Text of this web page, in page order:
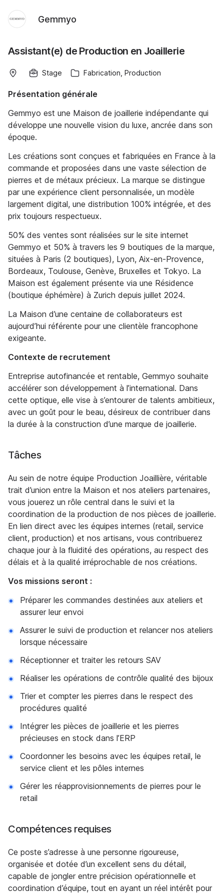
Gemmyo
Assistant(e) de Production en Joaillerie
Stage Fabrication, Production
Présentation générale
Gemmyo est une Maison de joaillerie indépendante qui
développe une nouvelle vision du luxe, ancrée dans son
époque.
Les créations sont conçues et fabriquées en France à la
commande et proposées dans une vaste sélection de
pierres et de métaux précieux. La marque se distingue
par une expérience client personnalisée, un modèle
largement digital, une distribution 100% intégrée, et des
prix toujours respectueux.
50% des ventes sont réalisées sur le site internet
Gemmyo et 50% à travers les 9 boutiques de la marque,
situées à Paris (2 boutiques), Lyon, Aix-en-Provence,
Bordeaux, Toulouse, Genève, Bruxelles et Tokyo. La
Maison est également présente via une Résidence
(boutique éphémère) à Zurich depuis juillet 2024.
La Maison d’une centaine de collaborateurs est
aujourd’hui référente pour une clientèle francophone
exigeante.
Contexte de recrutement
Entreprise autofinancée et rentable, Gemmyo souhaite
accélérer son développement à l’international. Dans
cette optique, elle vise à s’entourer de talents ambitieux,
avec un goût pour le beau, désireux de contribuer dans
la durée à la construction d’une marque de joaillerie.
Tâches
Au sein de notre équipe Production Joaillière, véritable
trait d’union entre la Maison et nos ateliers partenaires,
vous jouerez un rôle central dans le suivi et la
coordination de la production de nos pièces de joaillerie.
En lien direct avec les équipes internes (retail, service
client, production) et nos artisans, vous contribuerez
chaque jour à la fluidité des opérations, au respect des
délais et à la qualité irréprochable de nos créations.
Vos missions seront :
Préparer les commandes destinées aux ateliers et
assurer leur envoi
Assurer le suivi de production et relancer nos ateliers
lorsque nécessaire
Réceptionner et traiter les retours SAV
Réaliser les opérations de contrôle qualité des bijoux
Trier et compter les pierres dans le respect des
procédures qualité
Intégrer les pièces de joaillerie et les pierres
précieuses en stock dans l’ERP
Coordonner les besoins avec les équipes retail, le
service client et les pôles internes
Gérer les réapprovisionnements de pierres pour le
retail
Compétences requises
Ce poste s’adresse à une personne rigoureuse,
organisée et dotée d’un excellent sens du détail,
capable de jongler entre précision opérationnelle et
coordination d’équipe, tout en ayant un réel intérêt pour